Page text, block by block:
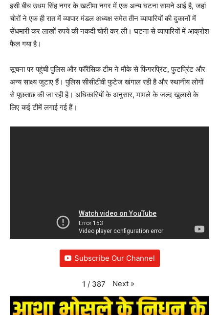
इसी बीच उधम सिंह नगर के खटीमा नगर में एक अन्य घटना सामने आई है, जहां
चोरों ने एक ही रात में व्यापार मंडल अध्यक्ष समेत तीन व्यापारियों की दुकानों में
सेंधमारी कर लाखों रुपये की नकदी चोरी कर ली। घटना से व्यापारियों में आक्रोश
फैल गया है।
सूचना पर पहुंची पुलिस और फॉरेंसिक टीम ने मौके से फिंगरप्रिंट, फुटप्रिंट और
अन्य साक्ष्य जुटाए हैं। पुलिस सीसीटीवी फुटेज खंगाल रही है और स्थानीय लोगों
से पूछताछ की जा रही है। अधिकारियों के अनुसार, मामले के जल्द खुलासे के
लिए कई टीमें लगाई गई हैं।
Subscribe Our Channel
1 / 387 Next »